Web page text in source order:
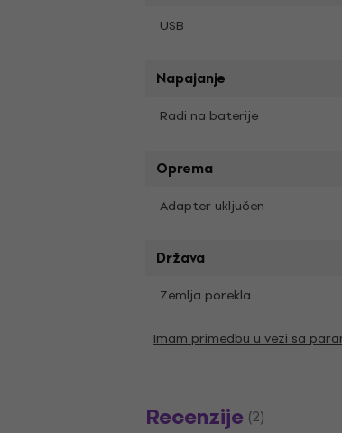
USB
Napajanje
Radi na baterije
Oprema
Adapter uključen
Država
Zemlja porekla
Imam primedbu u vezi sa
Recenzije (2)